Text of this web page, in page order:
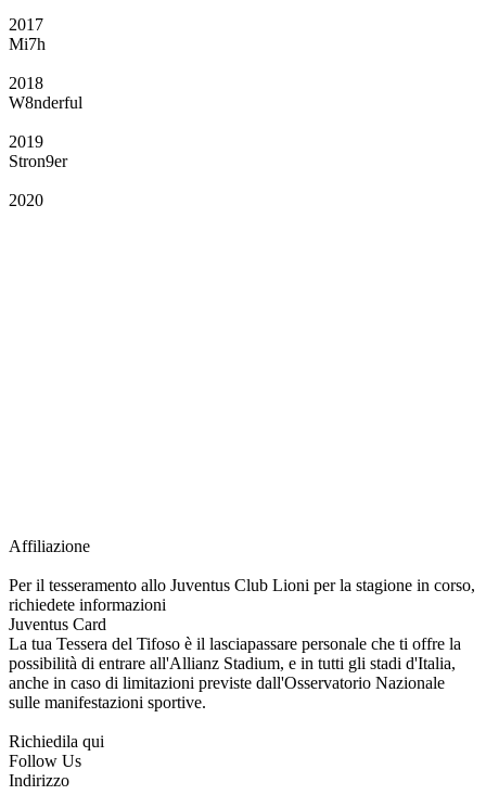
2017
Mi7h
2018
W8nderful
2019
Stron9er
2020
Affiliazione
Per il tesseramento allo Juventus Club Lioni per la stagione in corso,
richiedete informazioni
Juventus Card
La tua Tessera del Tifoso è il lasciapassare personale che ti offre la
possibilità di entrare all'Allianz Stadium, e in tutti gli stadi d'Italia,
anche in caso di limitazioni previste dall'Osservatorio Nazionale
sulle manifestazioni sportive.
Richiedila qui
Follow Us
Indirizzo